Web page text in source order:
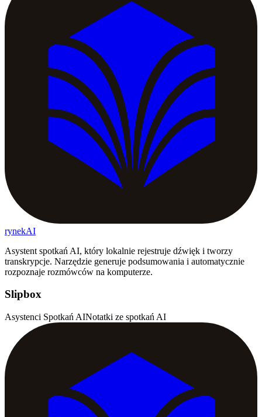
rynekAI
Asystent spotkań AI, który lokalnie rejestruje dźwięk i tworzy
transkrypcje. Narzędzie generuje podsumowania i automatycznie
rozpoznaje rozmówców na komputerze.
Slipbox
Asystenci Spotkań AINotatki ze spotkań AI